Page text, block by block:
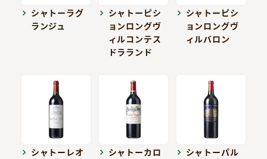
シャトーラグ
ランジュ
シャトーピシ
ョンロングヴ
ィルコンテス
ドラランド
シャトーピシ
ョンロングヴ
ィルバロン
シャトーレオ
シャトーカロ
シャトーパル